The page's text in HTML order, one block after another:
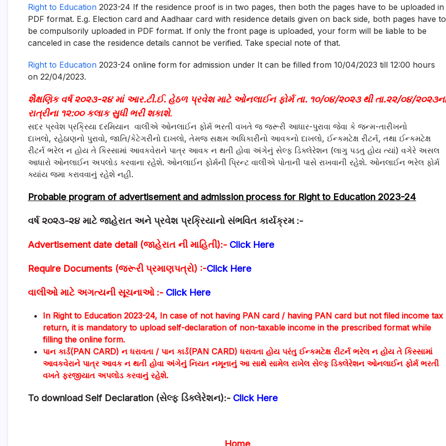
Right to Education 2023-24 If the residence proof is in two pages, then both the pages have to be uploaded in
PDF format. E.g. Election card and Aadhaar card with residence details given on back side, both pages have to
be compulsorily uploaded in PDF format. If only the front page is uploaded, your form will be liable to be
canceled in case the residence details cannot be verified. Take special note of that.
Right to Education 2023-24 online form for admission under It can be filled from 10/04/2023 till 12:00 hours
on 22/04/2023.
શૈક્ષણિક વર્ષ ૨૦૨૩-૨૪ માં આર.ટી.ઈ. હેઠળ પ્રવેશ માટે ઓનલાઈન ફોર્મ તા. ૧૦/૦૪/૨૦૨૩ થી તા.૨૨/૦૪/
રાત્રીના ૧૨:૦૦ કલાક સુધી ભરી શકાશે.
સદર પ્રવેશ પ્રક્રિયા દરમિયાન વાલીએ ઓનલાઈન ફોર્મ ભરતી વખતે જ જરૂરી આધાર-પુરાવા જેવા કે જન્મ-તારીખનો
દાખલો, રહેઠાણનો પુરાવો, જાતિ/કેટેગરીનો દાખલો, તેમજ સક્ષમ અધિકારીનો આવકનો દાખલો, ઈન્કમટેક્ષ રીટર્ન, તથા ઈન્કમટેક્ષ
રીટર્ન ભરેલ ન હોય તે કિસ્સામાં આવકવેરાને પાત્ર આવક ન થતી હોવા અંગેનું સેલ્ફ ડિક્લેરેશન (લાગુ પડતુ હોય ત્યાં) વગેરે અસલ
આધારો ઓનલાઈન અપલોડ કરવાના રહેશે. ઓનલાઈન ફોર્મની પ્રિન્ટ વાલીએ પોતાની પાસે રાખવાની રહેશે. ઓનલાઈન ભરેલ ફોર્મ
ક્યાંય જમા કરાવવાનું રહેશે નહી.
Probable program of advertisement and admission process for Right to Education 2023-24
વર્ષ ૨૦૨૩-૨૪ માટે જાહેરાત અને પ્રવેશ પ્રક્રિયાનો સંભવિત કાર્યક્રમ :-
Advertisement date detail (જાહેરાત ની માહિતી):- Click Here
Require Documents (જરૂરી પ્રમાણપત્રો) :-Click Here
વાલીઓ માટે અગત્યની સૂચનાઓ :- Click Here
In Right to Education 2023-24, In case of not having PAN card / having PAN card but not filed income tax
return, it is mandatory to upload self-declaration of non-taxable income in the prescribed format while
filling the online form.
પાન કાર્ડ(PAN CARD) ન ધરાવતા / પાન કાર્ડ(PAN CARD) ધરાવતા હોય પરંતુ ઈન્કમટેક્ષ રીટર્ન ભરેલ ન હોય તે કિસ્સામાં
આવકવેરાને પાત્ર આવક ન થતી હોવા અંગેનું નિયત નમૂનાનું આ સાથે સામેલ રાખેલ સેલ્ફ ડિક્લેરેશન ઓનલાઈન ફોર્મ ભરતી
વખતે ફરજીયાત અપલોડ કરવાનું રહેશે.
To download Self Declaration (સેલ્ફ ડિક્લેરેશન):- Click Here